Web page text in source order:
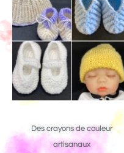
Des crayons de couleur
artisanaux